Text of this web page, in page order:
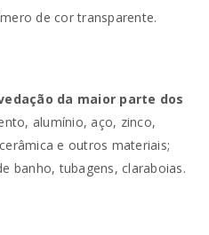
de cor transparente.
da maior parte dos
alumínio, aço, zinco,
e outros materiais;
banho, tubagens, claraboias.